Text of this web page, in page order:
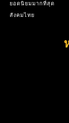
ยอดนิยมมากที่สุด
สังคมไทย